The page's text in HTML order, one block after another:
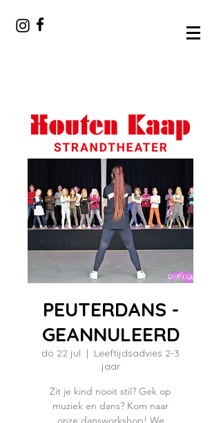
PEUTERDANS -
GEANNULEERD
do 22 jul
  |
Leeftijdsadvies 2-3
jaar
Zit je kind nooit stil? Gek op
muziek en dans? Kom naar
onze dansworkshop! We